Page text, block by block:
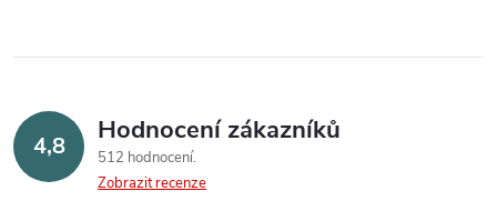
4,8 Hodnocení zákazníků
512 hodnocení
Zobrazit recenze